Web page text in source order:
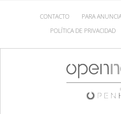
CONTACTO PARA
POLÍTICA DE PRIVACIDAD